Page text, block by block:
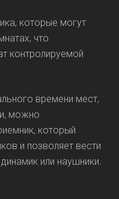
которые могут
что
контролируемой
времени мест,
можно
который
и позволяет вести
или наушники.